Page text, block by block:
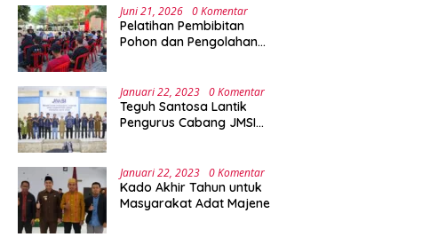
Juni 21, 2026 0 Komentar
Pelatihan Pembibitan
Pohon dan Pengolahan
Green Campus di UPA
Laboratorium Terpadu
Januari 22, 2023 0 Komentar
Teguh Santosa Lantik
Pengurus Cabang JMSI
Januari 22, 2023 0 Komentar
Kado Akhir Tahun untuk
Masyarakat Adat Majene